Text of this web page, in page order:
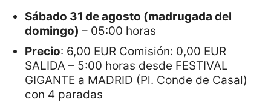
Sábado 31 de agosto (madrugada del
domingo) – 05:00 horas
Precio: 6,00 EUR Comisión: 0,00 EUR
SALIDA – 5:00 horas desde FESTIVAL
GIGANTE a MADRID (Pl. Conde de Casal)
con 4 paradas